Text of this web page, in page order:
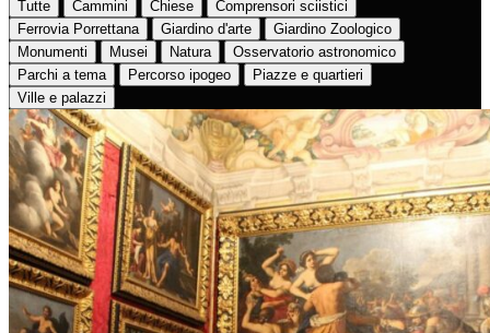
Tutte Cammini Chiese
Comprensori sciistici
Ferrovia Porrettana
Giardino d'arte
Giardino Zoologico
Monumenti
Musei Natura
Osservatorio astronomico
Parchi a tema
Percorso ipogeo
Piazze e quartieri
Ville e palazzi